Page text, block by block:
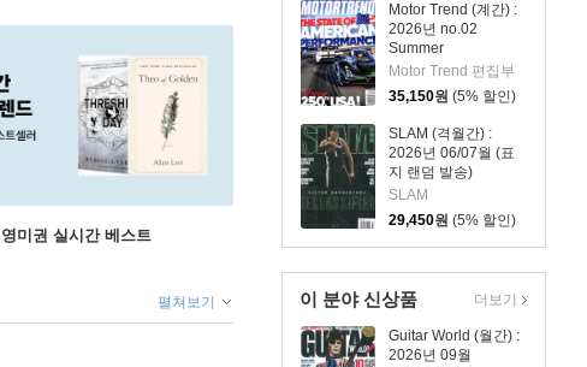
Motor Trend (계간) :
2026년 no.02
Summer
Motor Trend 편집부
35,150원 (5% 할인)
SLAM (격월간) :
2026년 06/07월 (표
지 랜덤 발송)
SLAM
29,450원 (5% 할인)
이 분야 신상품
Guitar World (월간) :
2026년 09월
더보기
미권 실시간 베스트
펼쳐보기